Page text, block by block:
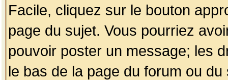
Facile, cliquez sur le bouton
page du sujet. Vous pourriez
pouvoir poster un message; les
le bas de la page du forum ou